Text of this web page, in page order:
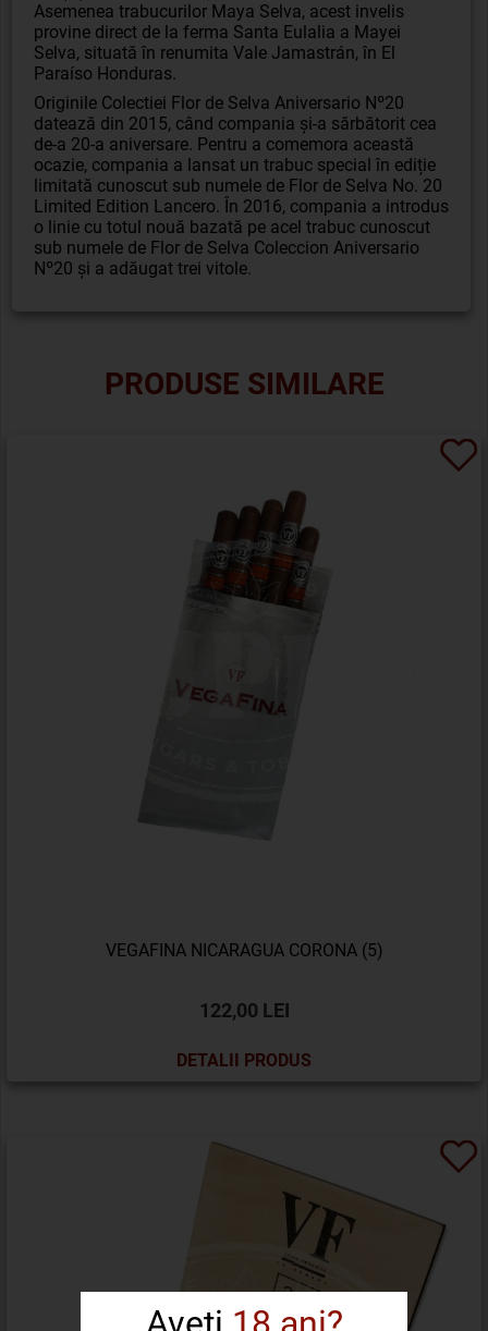
Asemenea trabucurilor Maya Selva, acest invelis
provine direct de la ferma Santa Eulalia a Mayei
Selva, situată în renumita Vale Jamastrán, în El
Paraíso Honduras.
Originile Colectiei Flor de Selva Aniversario Nº20
datează din 2015, când compania și-a sărbătorit cea
de-a 20-a aniversare. Pentru a comemora această
ocazie, compania a lansat un trabuc special în ediție
limitată cunoscut sub numele de Flor de Selva No. 20
Limited Edition Lancero. În 2016, compania a introdus
o linie cu totul nouă bazată pe acel trabuc cunoscut
sub numele de Flor de Selva Coleccion Aniversario
Nº20 și a adăugat trei vitole.
PRODUSE SIMILARE
VEGAFINA NICARAGUA CORONA (5)
122,00 LEI
DETALII PRODUS